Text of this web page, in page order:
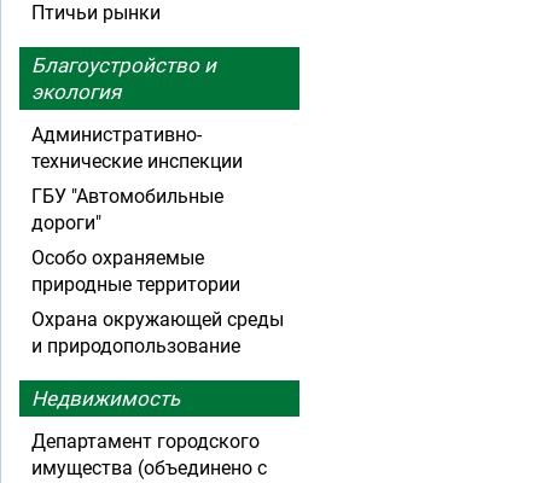
Птичьи рынки
Благоустройство и
экология
Административно-
технические инспекции
ГБУ "Автомобильные
дороги"
Особо охраняемые
природные территории
Охрана окружающей среды
и природопользование
Недвижимость
Департамент городского
имущества (объединено с